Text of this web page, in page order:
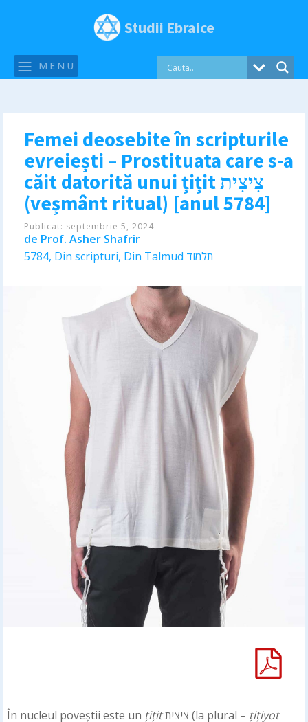
Studii Ebraice
MENU
Femei deosebite în scripturile
evreiești – Prostituata care s-a
căit datorită unui țițit צִיצִית
(veșmânt ritual) [anul 5784]
Publicat: septembrie 5, 2024
de Prof. Asher Shafrir
5784, Din scripturi, Din Talmud תלמוד
În nucleul poveștii este un țițit ציצית (la plural – țițiyot